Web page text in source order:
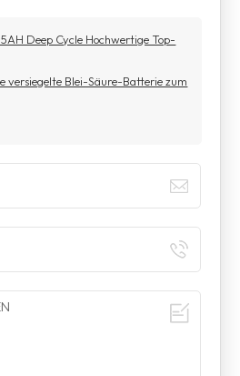
Deep Cycle Hochwertige Top-
versiegelte Blei-Säure-Batterie zum